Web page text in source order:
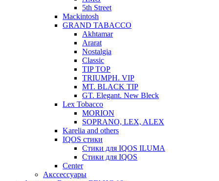
5th Street
Mackintosh
GRAND TABACCO
Akhtamar
Ararat
Nostalgia
Classic
TIP TOP
TRIUMPH. VIP
MT. BLACK TIP
GT. Elegant. New Bleck
Lex Tobacco
MORION
SOPRANO, LEX, ALEX
Karelia and others
IQOS стики
Стики для IQOS ILUMA
Стики для IQOS
Сenter
Акссессуары